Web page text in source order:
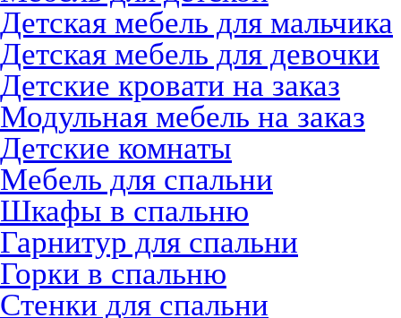
Детская мебель для мальчика
Детская мебель для девочки
Детские кровати на заказ
Модульная мебель на заказ
Детские комнаты
Мебель для спальни
Шкафы в спальню
Гарнитур для спальни
Горки в спальню
Стенки для спальни